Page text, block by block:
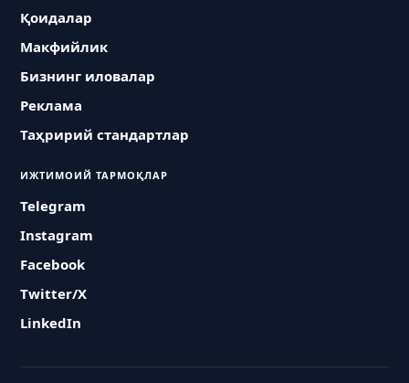
Қоидалар
Макфийлик
Бизнинг иловалар
Реклама
Таҳририй стандартлар
ИЖТИМОИЙ ТАРМОҚЛАР
Telegram
Instagram
Facebook
Twitter/X
LinkedIn